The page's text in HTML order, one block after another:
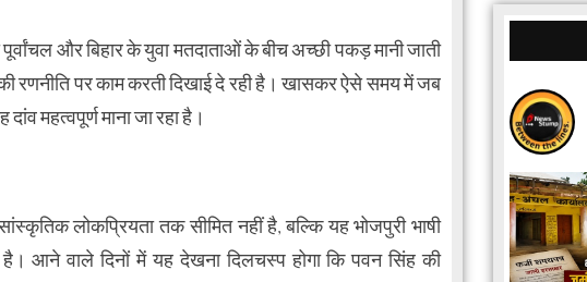
और बिहार के युवा मतदाताओं के बीच अच्छी पकड़ मानी जाती
रणनीति पर काम करती दिखाई दे रही है। खासकर ऐसे समय में जब
महत्वपूर्ण माना जा रहा है।
लोकप्रियता तक सीमित नहीं है, बल्कि यह भोजपुरी भाषी
आने वाले दिनों में यह देखना दिलचस्प होगा कि पवन सिंह की